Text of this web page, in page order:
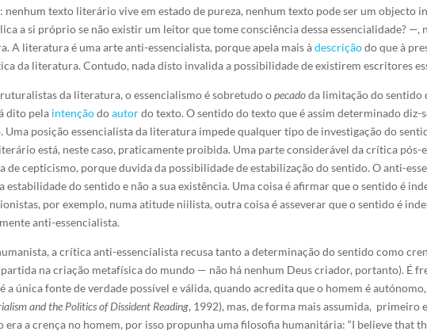
nenhum texto literário vive em estado de pureza, nenhum texto pode ser um objecto
a si próprio se não existir um leitor que tome consciência dessa essencialidade?
A literatura é uma arte anti-essencialista, porque apela mais àdescriçãodo que à
da literatura. Contudo, nada disto invalida a possibilidade de existirem escritores
da literatura, o essencialismo é sobretudo opecadoda limitação do
dito pela intençãodoautordo texto. O sentido do texto que é assim determinado diz-
Uma posição essencialista da literatura impede qualquer tipo de investigação do
está, neste caso, praticamente proibida. Uma parte considerável da crítica pós-
de cepticismo, porque duvida da possibilidade de estabilização do sentido. O anti-
estabilidade do sentido e não a sua existência. Uma coisa é afirmar que o sentido é
por exemplo, numa atitude niilista, outra coisa é asseverar que o sentido é
anti-essencialista.
a crítica anti-essencialista recusa tanto a determinação do sentido como
na criação metafísica do mundo — não há nenhum Deus criador, portanto). É
a única fonte de verdade possível e válida, quando acredita que o homem é
and the Politics of Dissident Reading, 1992), mas, de forma mais assumida, primeiro
era a crença no homem, por isso propunha uma filosofia humanitária: “I believe that